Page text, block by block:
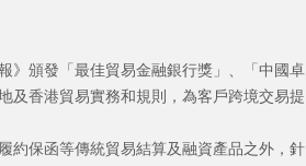
》頒發「最佳貿易金融銀行獎」、「中國卓
及香港貿易實務和規則，為客戶跨境交易提
約保函等傳統貿易結算及融資產品之外，針